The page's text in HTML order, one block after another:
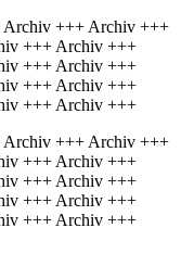
+++ Archiv +++
+++ Archiv +++
+++ Archiv +++
+++ Archiv +++
+++ Archiv +++
+++ Archiv +++
+++ Archiv +++
+++ Archiv +++
+++ Archiv +++
+++ Archiv +++